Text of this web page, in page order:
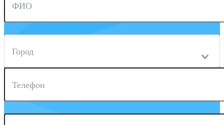
ФИО
Город
Телефон